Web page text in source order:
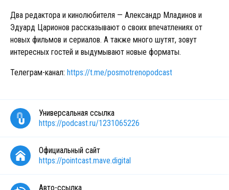
Два редактора и кинолюбителя — Александр Младинов и
Эдуард Царионов рассказывают о своих впечатлениях от
новых фильмов и сериалов. А также много шутят, зовут
интересных гостей и выдумывают новые форматы.
Телеграм-канал: https://t.me/posmotrenopodcast
Универсальная ссылка
https://podcast.ru/1231065226
Официальный сайт
https://pointcast.mave.digital
Авто-ссылка